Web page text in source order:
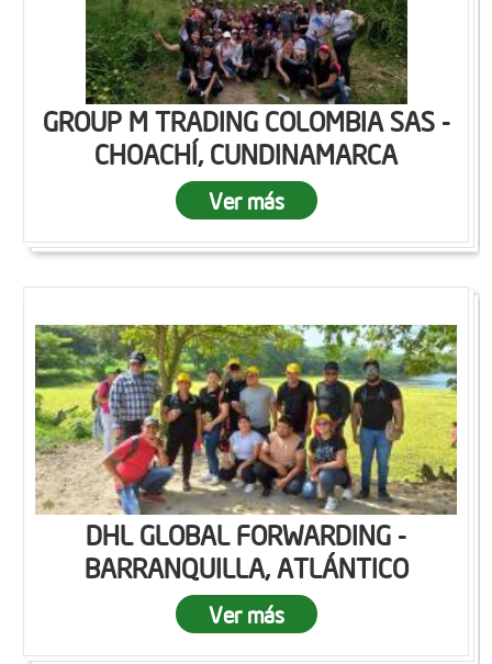
GROUP M TRADING COLOMBIA SAS -
CHOACHÍ, CUNDINAMARCA
Ver más
DHL GLOBAL FORWARDING -
BARRANQUILLA, ATLÁNTICO
Ver más